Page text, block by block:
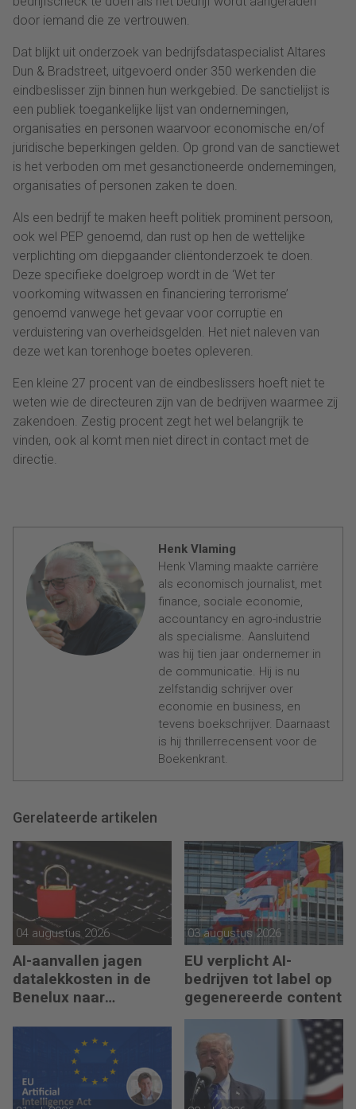
door iemand die ze vertrouwen.
Dat blijkt uit onderzoek van bedrijfsdataspecialist Altares
Dun & Bradstreet, uitgevoerd onder 350 werkenden die
eindbeslisser zijn binnen hun werkgebied. De sanctielijst is
een publiek toegankelijke lijst van ondernemingen,
organisaties en personen waarvoor economische en/of
juridische beperkingen gelden. Op grond van de sanctiewet
is het verboden om met gesanctioneerde ondernemingen,
organisaties of personen zaken te doen.
Als een bedrijf te maken heeft politiek prominent persoon,
ook wel PEP genoemd, dan rust op hen de wettelijke
verplichting om diepgaander cliëntonderzoek te doen.
Deze specifieke doelgroep wordt in de ‘Wet ter
voorkoming witwassen en financiering terrorisme’
genoemd vanwege het gevaar voor corruptie en
verduistering van overheidsgelden. Het niet naleven van
deze wet kan torenhoge boetes opleveren.
Een kleine 27 procent van de eindbeslissers hoeft niet te
weten wie de directeuren zijn van de bedrijven waarmee zij
zakendoen. Zestig procent zegt het wel belangrijk te
vinden, ook al komt men niet direct in contact met de
directie.
Henk Vlaming
Henk Vlaming maakte carrière
als economisch journalist, met
finance, sociale economie,
accountancy en agro-industrie
als specialisme. Aansluitend
was hij tien jaar ondernemer in
de communicatie. Hij is nu
zelfstandig schrijver over
economie en business, en
tevens boekschrijver. Daarnaast
is hij thrillerrecensent voor de
Boekenkrant.
Gerelateerde artikelen
04 augustus 2026
AI-aanvallen jagen
datalekkosten in de
Benelux naar
03 augustus 2026
EU verplicht AI-
bedrijven tot label op
gegenereerde content